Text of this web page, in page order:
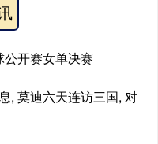
开赛女单决赛
, 莫迪六天连访三国, 对